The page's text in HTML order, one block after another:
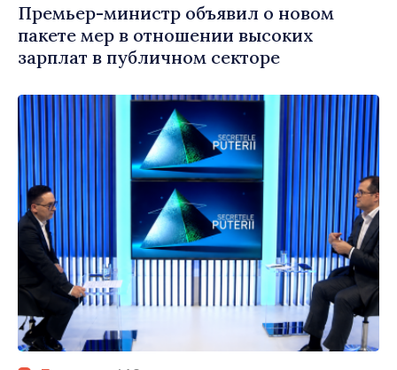
Премьер-министр объявил о новом
пакете мер в отношении высоких
зарплат в публичном секторе